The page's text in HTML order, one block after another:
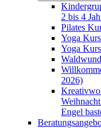
2 bis 4
Pilates
Yoga
Yoga
2026)
Engel